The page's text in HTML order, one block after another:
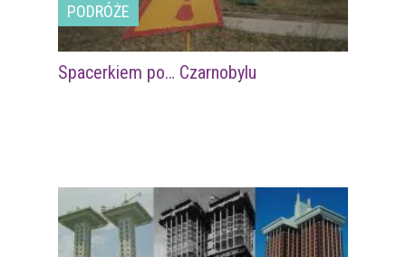
PODRÓŻE
Spacerkiem po… Czarnobylu